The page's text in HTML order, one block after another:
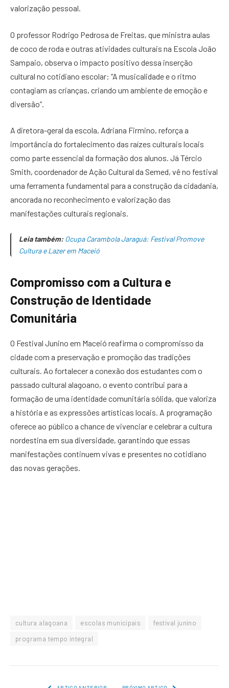
valorização pessoal.
O professor Rodrigo Pedrosa de Freitas, que ministra aulas
de coco de roda e outras atividades culturais na Escola João
Sampaio, observa o impacto positivo dessa inserção
cultural no cotidiano escolar: “A musicalidade e o ritmo
contagiam as crianças, criando um ambiente de emoção e
diversão”.
A diretora-geral da escola, Adriana Firmino, reforça a
importância do fortalecimento das raízes culturais locais
como parte essencial da formação dos alunos. Já Tércio
Smith, coordenador de Ação Cultural da Semed, vê no festival
uma ferramenta fundamental para a construção da cidadania,
ancorada no reconhecimento e valorização das
manifestações culturais regionais.
Leia também: Ocupa Carambola Jaraguá: Festival Promove
Cultura e Lazer em Maceió
Compromisso com a Cultura e
Construção de Identidade
Comunitária
O Festival Junino em Maceió reafirma o compromisso da
cidade com a preservação e promoção das tradições
culturais. Ao fortalecer a conexão dos estudantes com o
passado cultural alagoano, o evento contribui para a
formação de uma identidade comunitária sólida, que valoriza
a história e as expressões artísticas locais. A programação
oferece ao público a chance de vivenciar e celebrar a cultura
nordestina em sua diversidade, garantindo que essas
manifestações continuem vivas e presentes no cotidiano
das novas gerações.
cultura alagoana escolas municipais
festival junino
programa tempo integral